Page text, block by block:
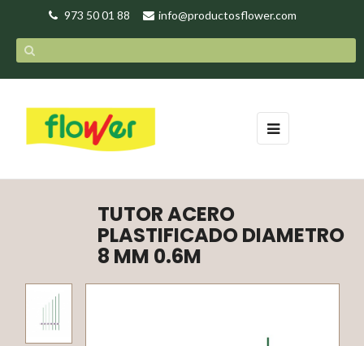
973 50 01 88 info@productosflower.com
Navegación
de
☰
TUTOR ACERO
PLASTIFICADO DIAMETRO
8 MM 0.6M